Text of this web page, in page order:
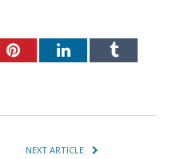
PinterestLinkedInTumblr
NEXT ARTICLE